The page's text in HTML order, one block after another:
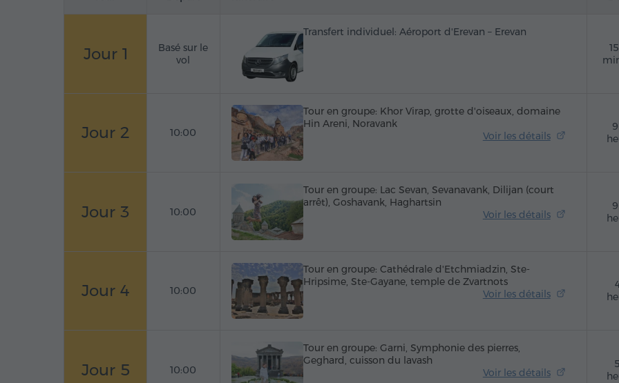
Jour 1
Basé sur le
vol
Transfert individuel: Aéroport d'Erevan – Erevan
Jour 2 10:00
Tour en groupe: Khor Virap, grotte d'oiseaux, domaine
Hin Areni, Noravank
Voir les détails
Jour 3 10:00
Tour en groupe: Lac Sevan, Sevanavank, Dilijan (court
arrêt), Goshavank, Haghartsin
Voir les détails
Jour 4 10:00
Tour en groupe: Cathédrale d'Etchmiadzin, Ste-
Hripsime, Ste-Gayane, temple de Zvartnots
Voir les détails
Jour 5 10:00
Tour en groupe: Garni, Symphonie des pierres,
Geghard, cuisson du lavash
Voir les détails